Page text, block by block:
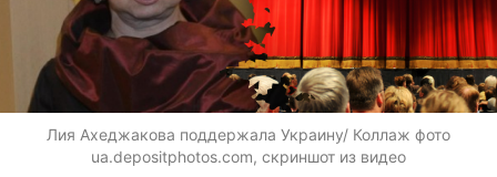
Лия Ахеджакова поддержала Украину/ Коллаж фото
ua.depositphotos.com, скриншот из видео